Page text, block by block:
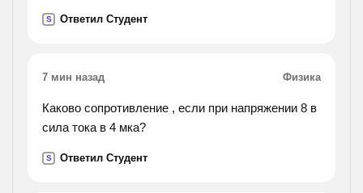
S Ответил Студент
7 мин назад Физика
Каково сопротивление , если при напряжении 8 в
сила тока в 4 мка?
S Ответил Студент